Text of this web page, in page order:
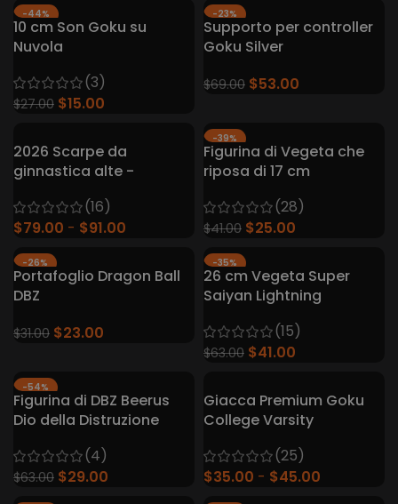
-44%
10 cm Son Goku su
Nuvola
(3)
$27.00 $15.00
-23%
Supporto per controller
Goku Silver
$69.00 $53.00
2026 Scarpe da
ginnastica alte -
(16)
$79.00 $91.00
-39%
Figurina di Vegeta che
riposa di 17 cm
(28)
$41.00 $25.00
-26%
Portafoglio Dragon Ball
DBZ
$31.00 $23.00
-35%
26 cm Vegeta Super
Saiyan Lightning
(15)
$63.00 $41.00
-54%
Figurina di DBZ Beerus
Dio della Distruzione
(4)
$63.00 $29.00
Giacca Premium Goku
College Varsity
(25)
$35.00 $45.00